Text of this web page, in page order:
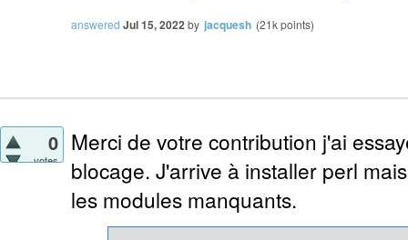
answered Jul 15, 2022by jacquesh (21kpoints)
0
votes
Merci de votre contribution j'ai
blocage. J'arrive à installer perl
les modules manquants.